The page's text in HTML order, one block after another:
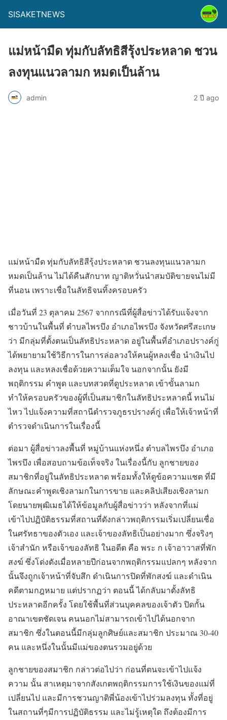
SISAKETNEWS
แม่หน้ามืด ทุ่มกับลัทธิสีรุ้งประหลาด ชวน
ลงทุนแนวลามก หมดเป็นล้าน
admin 2 ปี ago
แม่หน้ามืด ทุ่มกับลัทธิสีรุ้งประหลาด ชวนลงทุนแนวลามก
หมดเป็นล้าน ไม่ได้คืนสักบาท ญาติหวั่นนำสมบัติขายจนไม่มี
ที่นอน เพราะเชื่อในลัทธิจนทิ้งครอบครัว
เมื่อวันที่ 23 ตุลาคม 2567 จากกรณีที่ผู้สื่อข่าวได้รับแจ้งจาก
ชาวบ้านในพื้นที่ ตำบลไพรบึง อำเภอไพรบึง จังหวัดศรีสะเกษ
ว่า มีกลุ่มที่ตั้งตนเป็นลัทธิประหลาด อยู่ในพื้นที่อำเภอปรางค์กู่
ได้พยายามใช้วิธีการในการล่อลวงให้คนผู้หลงเชื่อ นำเงินไป
ลงทุน และหลงเชื่อด้วยความเต็มใจ นอกจากนั้น ยังมี
พฤติกรรม คำพูด และบทสวดที่ดูประหลาด เข้าขั้นลามก
ทำให้ครอบครัวของผู้ที่เป็นสมาชิกในลัทธิประหลาดนี้ ทนไม่
ไหว ไปแจ้งความที่สถานีตำรวจภูธรปรางค์กู่ เพื่อให้เจ้าหน้าที่
ตำรวจดำเนินการในเรื่องนี้
ต่อมา ผู้สื่อข่าวลงพื้นที่ หมู่บ้านแห่งหนึ่ง ตำบลไพรบึง อำเภอ
ไพรบึง เพื่อสอบถามข้อเท็จจริง ในเรื่องนี้กับ ลูกชายของ
สมาชิกที่อยู่ในลัทธิประหลาด พร้อมทั้งให้ดูข้อความแชต ที่มี
ลักษณะคำพูดเชิงลามกในการขาย และคลิปเสียงเชิงลามก
โดยนายพุฒิเมธได้ให้ข้อมูลกับผู้สื่อข่าวว่า หลังจากที่แม่
เข้าไปปฏิบัติธรรมที่สถานที่ดังกล่าวพฤติกรรมเริ่มเปลี่ยนเชื่อ
ในศรัทธาของตัวเอง และเจ้าของลัทธิเป็นอย่างมาก ซึ่งจริงๆ
เจ้าสำนัก หรือเจ้าของลัทธิ ในอดีต คือ พระ ก เจ้าอาวาสที่พัก
สงฆ์ ซึ่งโด่งดังเมื่อหลายปีก่อนจากพฤติกรรมแปลกๆ หลังจาก
นั้นจึงถูกเจ้าหน้าที่จับสึก ดำเนินการปิดที่พักสงฆ์ และดำเนิน
คดีตามกฎหมาย แต่ปรากฏว่า ตอนนี้ ได้กลับมาตั้งลัทธิ
ประหลาดอีกครั้ง โดยใช้พื้นที่ส่วนบุคคลของเจ้าตัว ปิดกั้น
อาณาเขตชัดเจน คนนอกไม่สามารถเข้าไปได้นอกจาก
สมาชิก ซึ่งในตอนนี้มีกลุ่มลูกศิษย์และสมาชิก ประมาณ 30-40
คน และหนึ่งในนั้นมีแม่ของตนรวมอยู่ด้วย
ลูกชายของสมาชิก กล่าวต่อไปว่า ก่อนที่ตนจะเข้าไปแจ้ง
ความ นั้น สาเหตุมาจากสังเกตพฤติกรรมการใช้เงินของแม่ที่
เปลี่ยนไป และมีการชวนญาติพี่น้องเข้าไปร่วมลงทุน ทั้งที่อยู่
ในสถานที่ๆมีการปฏิบัติธรรม และไม่รู้เหตุใด ถึงต้องมีการ